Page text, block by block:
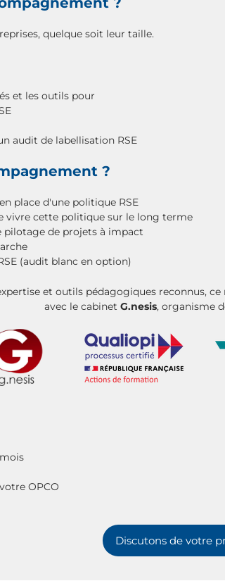
quelque soit leur taille.
et les outils pour
audit de labellisation RSE
?
place d'une politique RSE
vivre cette politique sur le long terme
pilotage de projets à impact
(audit blanc en option)
et outils pédagogiques reconnus,
avec le cabinet G.nesis, organisme
OPCO
Discutons de votre